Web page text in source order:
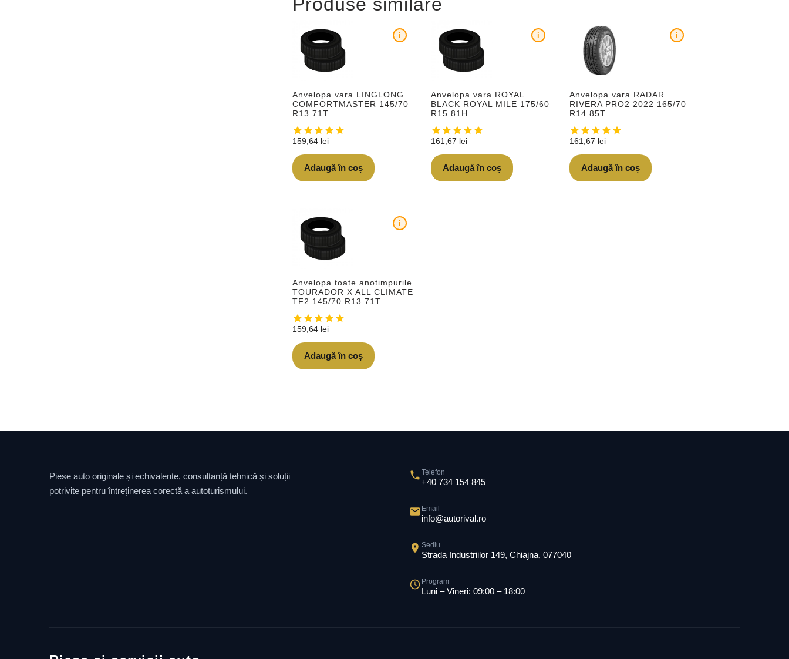
Anvelopa vara LINGLONG
COMFORTMASTER 145/70
R13 71T
i
159,64 lei
Adaugă în coș
Anvelopa vara ROYAL
BLACK ROYAL MILE 175/60
R15 81H
i
161,67 lei
Adaugă în coș
Anvelopa vara RADAR
RIVERA PRO2 2022 165/70
R14 85T
i
161,67 lei
Adaugă în coș
Anvelopa toate anotimpurile
TOURADOR X ALL CLIMATE
TF2 145/70 R13 71T
i
159,64 lei
Adaugă în coș
Piese auto originale și echivalente, consultanță tehnică și soluții
potrivite pentru întreținerea corectă a autoturismului.
Telefon
+40 734 154 845
Email
info@autorival.ro
Sediu
Strada Industriilor 149, Chiajna, 077040
Program
Luni – Vineri: 09:00 – 18:00